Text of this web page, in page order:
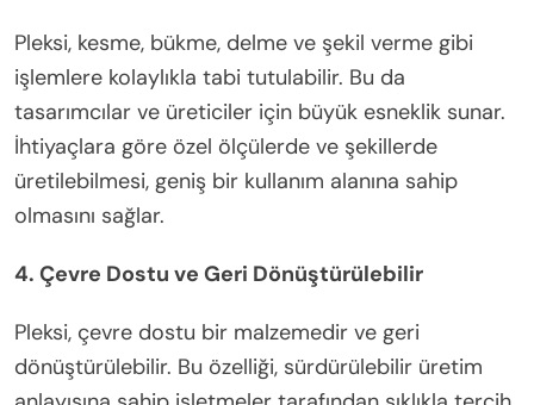
Pleksi, kesme, bükme, delme ve şekil verme gibi
işlemlere kolaylıkla tabi tutulabilir. Bu da
tasarımcılar ve üreticiler için büyük esneklik sunar.
İhtiyaçlara göre özel ölçülerde ve şekillerde
üretilebilmesi, geniş bir kullanım alanına sahip
olmasını sağlar.
4. Çevre Dostu ve Geri Dönüştürülebilir
Pleksi, çevre dostu bir malzemedir ve geri
dönüştürülebilir. Bu özelliği, sürdürülebilir üretim